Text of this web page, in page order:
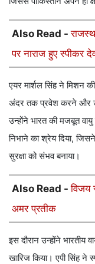
Also Read -
पर नाराज हुए स्पीकर
एयर मार्शल सिंह ने मिशन
अंदर तक प्रवेश करने और
उन्होंने भारत की मजबूत
निभाने का श्रेय दिया,
सुरक्षा को संभव बनाया।
Also Read -विजय
अमर प्रतीक
इस दौरान उन्होंने भारतीय
खारिज किया। एपी सिंह ने